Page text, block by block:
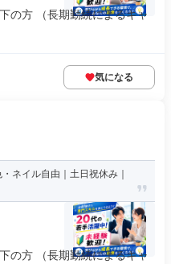
の方 （長期勤続によるキャ
気になる
ネイル自由｜土日祝休み｜
の方 （長期勤続によるキャ